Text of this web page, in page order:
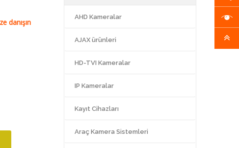
danışın
AHD Kameralar
AJAX ürünleri
HD-TVI Kameralar
IP Kameralar
Kayıt Cihazları
Araç Kamera Sistemleri